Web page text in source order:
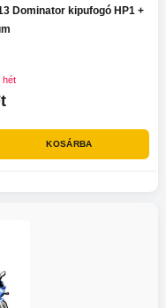
Dominator kipufogó HP1 +
hét
KOSÁRBA